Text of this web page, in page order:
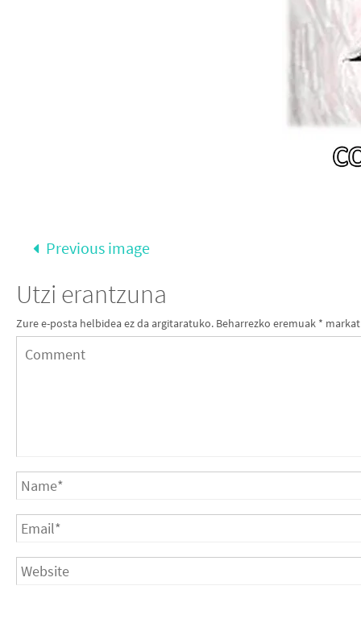
Previous image
Utzi erantzuna
Zure e-posta helbidea ez da argitaratuko. Beharrezko eremuak *